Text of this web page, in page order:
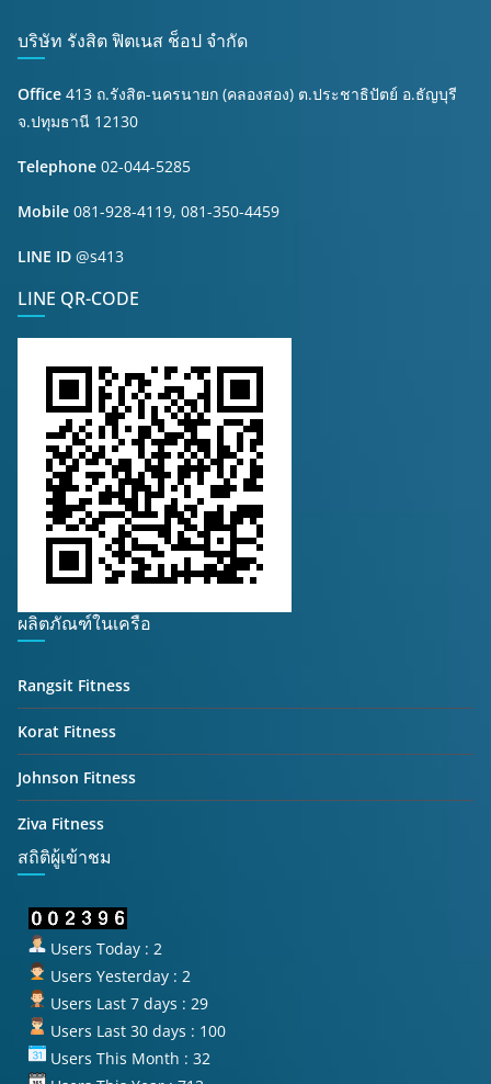
บริษัท รังสิต ฟิตเนส ช็อป จำกัด
Office 413 ถ.รังสิต-นครนายก (คลองสอง) ต.ประชาธิปัตย์ อ.ธัญบุรี
จ.ปทุมธานี 12130
Telephone 02-044-5285
Mobile 081-928-4119, 081-350-4459
LINE ID @s413
LINE QR-CODE
ผลิตภัณฑ์ในเครือ
Rangsit Fitness
Korat Fitness
Johnson Fitness
Ziva Fitness
สถิติผู้เข้าชม
Users Today : 2
Users Yesterday : 2
Users Last 7 days : 29
Users Last 30 days : 100
Users This Month : 32